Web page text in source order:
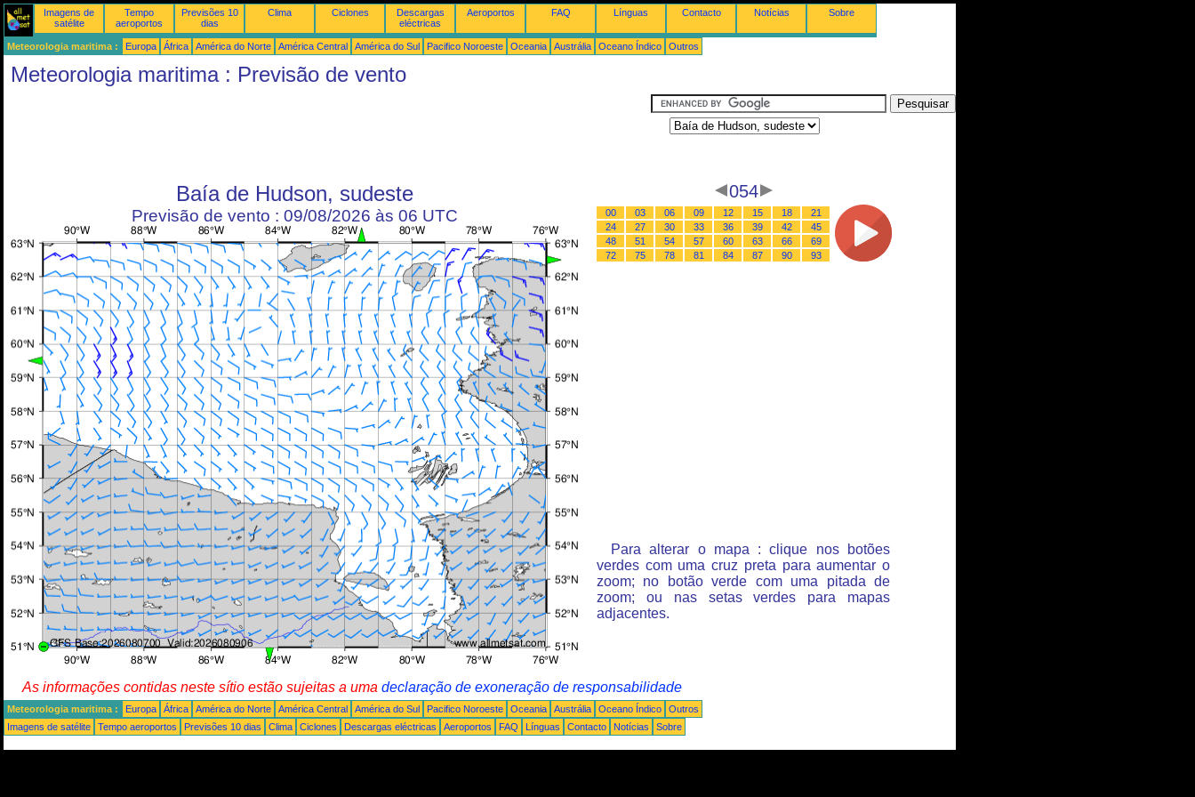
Imagens de
satélite
Tempo
aeroportos
Previsões 10
dias
Clima Ciclones
Descargas
eléctricas
Aeroportos FAQ Línguas Contacto Notícias Sobre
Meteorologia maritima : Europa África América do Norte América Central América do Sul Pacifico Noroeste Oceania Austrália Oceano Índico Outros
Meteorologia maritima : Previsão de vento
Baía de Hudson, sudeste
Previsão de vento : 09/08/2026 às 06 UTC
054
00 03 06 09 12 15 18
21
24
27 30 33 36 39 42
45
48
51 54 57 60 63 66
69
72
75 78 81 84 87 90 93
Para alterar o mapa : clique nos botões
verdes com uma cruz preta para aumentar o
zoom; no botão verde com uma pitada de
zoom; ou nas setas verdes para mapas
adjacentes.
As informações contidas neste sítio estão sujeitas a uma declaração de exoneração de responsabilidade
Meteorologia maritima : Europa África América do Norte América Central América do Sul Pacifico Noroeste Oceania Austrália Oceano Índico
Outros
Imagens de satélite
Tempo aeroportos Previsões 10 dias Clima Ciclones Descargas eléctricas Aeroportos FAQ Línguas Contacto Notícias Sobre